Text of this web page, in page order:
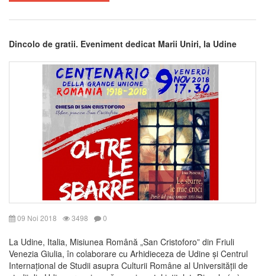
Dincolo de gratii. Eveniment dedicat Marii Uniri, la Udine
09 Noi 2018 3498 0
La Udine, Italia, Misiunea Română „San Cristoforo” din Friuli
Venezia Giulia, în colaborare cu Arhidieceza de Udine și Centrul
Internațional de Studii asupra Culturii Române al Universității de